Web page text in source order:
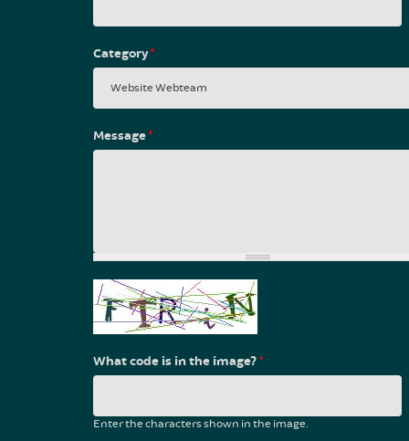
Category*
Message*
What code is in the image?*
Enter the characters shown in the image.